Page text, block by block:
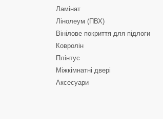
Ламінат
Лінолеум (ПВХ)
Вінілове покриття для підлоги
Ковролін
Плінтус
Міжкімнатні двері
Аксесуари